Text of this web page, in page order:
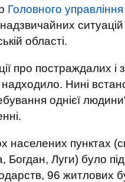
Головного управління
області.
про постраждалих і
надходило. Нині
однієї
населених пунктах
Богдан, Луги) було
96 житлових